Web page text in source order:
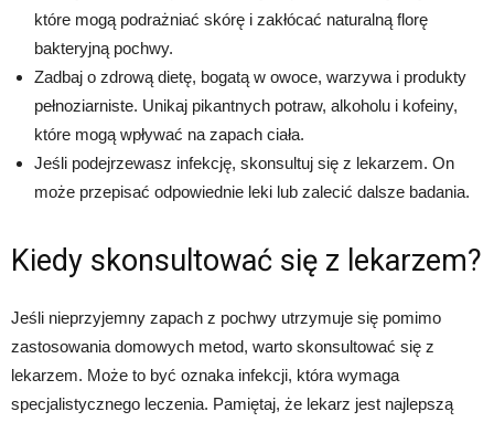
które mogą podrażniać skórę i zakłócać naturalną florę
bakteryjną pochwy.
Zadbaj o zdrową dietę, bogatą w owoce, warzywa i produkty
pełnoziarniste. Unikaj pikantnych potraw, alkoholu i kofeiny,
które mogą wpływać na zapach ciała.
Jeśli podejrzewasz infekcję, skonsultuj się z lekarzem. On
może przepisać odpowiednie leki lub zalecić dalsze badania.
Kiedy skonsultować się z lekarzem?
Jeśli nieprzyjemny zapach z pochwy utrzymuje się pomimo
zastosowania domowych metod, warto skonsultować się z
lekarzem. Może to być oznaka infekcji, która wymaga
specjalistycznego leczenia. Pamiętaj, że lekarz jest najlepszą